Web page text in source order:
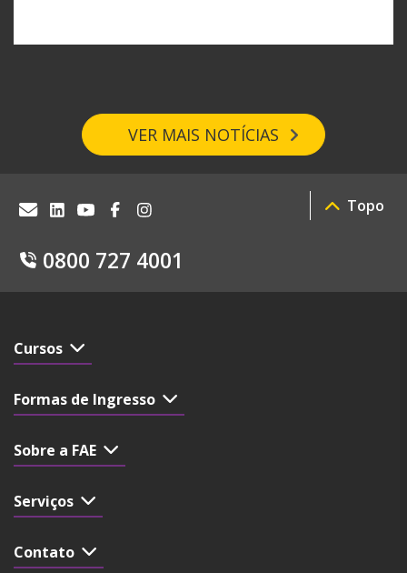
VER MAIS NOTÍCIAS
0800 727 4001
Topo
Cursos
Formas de Ingresso
Sobre a FAE
Serviços
Contato